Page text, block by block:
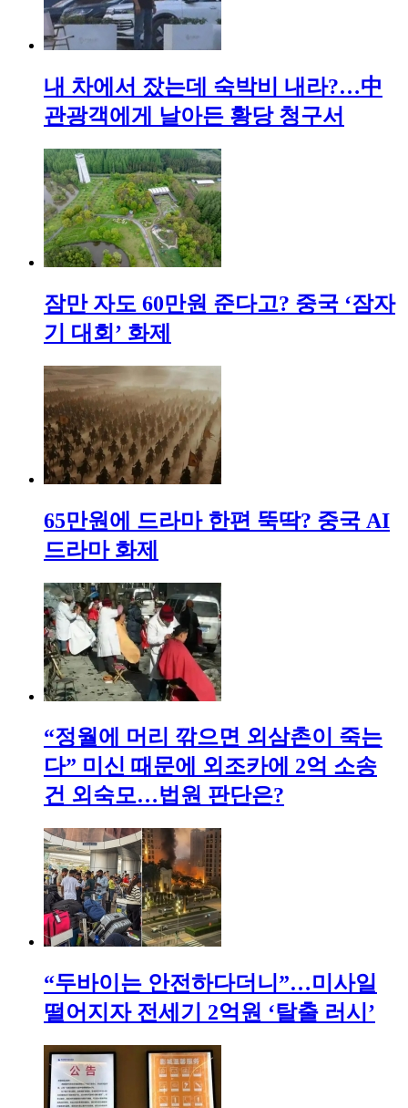
내 차에서 잤는데 숙박비 내라?…中
관광객에게 날아든 황당 청구서
잠만 자도 60만원 준다고? 중국 ‘잠자
기 대회’ 화제
65만원에 드라마 한편 뚝딱? 중국 AI
드라마 화제
“정월에 머리 깎으면 외삼촌이 죽는
다” 미신 때문에 외조카에 2억 소송
건 외숙모…법원 판단은?
“두바이는 안전하다더니”…미사일
떨어지자 전세기 2억원 ‘탈출 러시’